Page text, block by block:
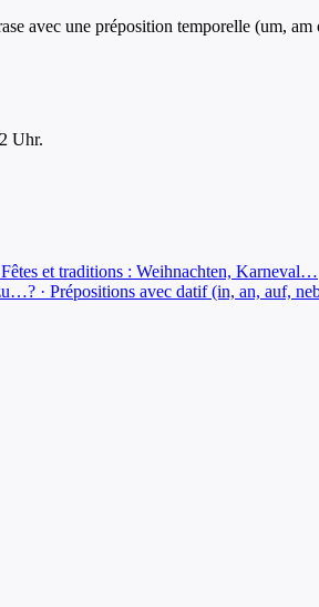
avec une préposition temporelle (um, am
Uhr.
et traditions : Weihnachten, Karneval…
· Prépositions avec datif (in, an, auf,